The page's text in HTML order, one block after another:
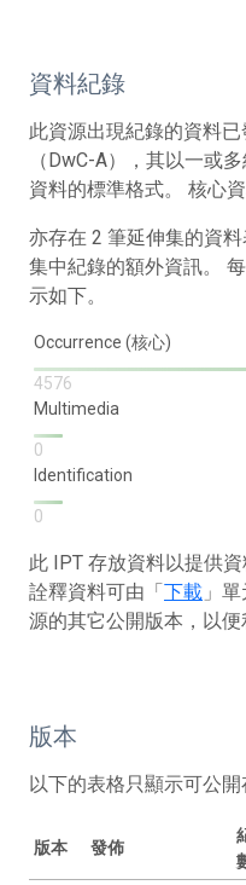
資料紀錄
此資源出現紀錄的資料
（DwC-A），其以一或
資料的標準格式。 核心
亦存在 2 筆延伸集的資
集中紀錄的額外資訊。
示如下。
Occurrence (核心)
4576
Multimedia
0
Identification
0
此 IPT 存放資料以提供
詮釋資料可由「下載 」
源的其它公開版本，以便
版本
以下的表格只顯示可公開
版本 發佈